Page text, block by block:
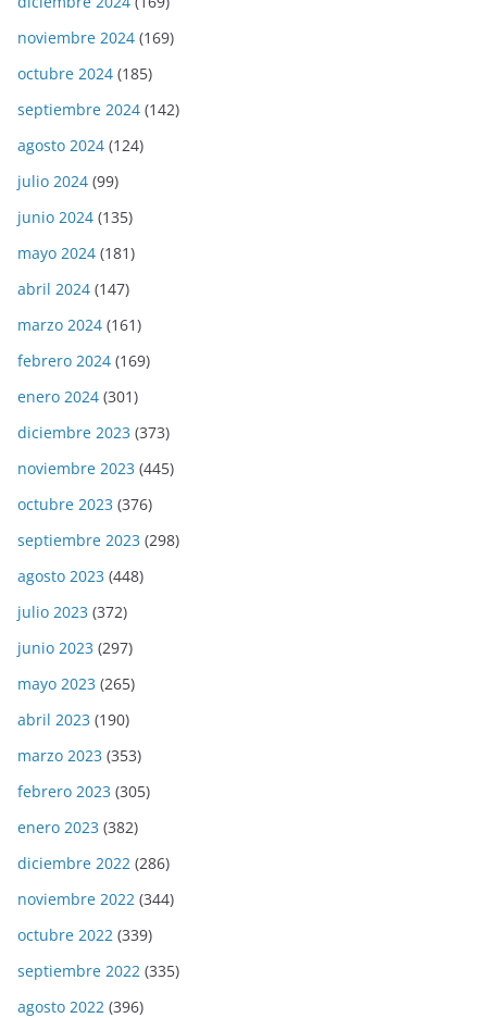
noviembre 2024 (169)
octubre 2024 (185)
septiembre 2024 (142)
agosto 2024 (124)
julio 2024 (99)
junio 2024 (135)
mayo 2024 (181)
abril 2024 (147)
marzo 2024 (161)
febrero 2024 (169)
enero 2024 (301)
diciembre 2023 (373)
noviembre 2023 (445)
octubre 2023 (376)
septiembre 2023 (298)
agosto 2023 (448)
julio 2023 (372)
junio 2023 (297)
mayo 2023 (265)
abril 2023 (190)
marzo 2023 (353)
febrero 2023 (305)
enero 2023 (382)
diciembre 2022 (286)
noviembre 2022 (344)
octubre 2022 (339)
septiembre 2022 (335)
agosto 2022 (396)